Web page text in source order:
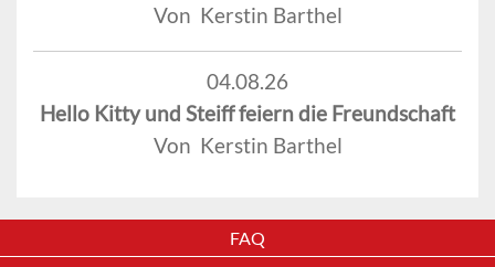
Von Kerstin Barthel
04.08.26
Hello Kitty und Steiff feiern die Freundschaft
Von Kerstin Barthel
FAQ